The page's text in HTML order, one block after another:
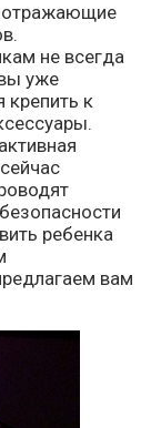
не всегда
уже
крепить к
ребенка
вам